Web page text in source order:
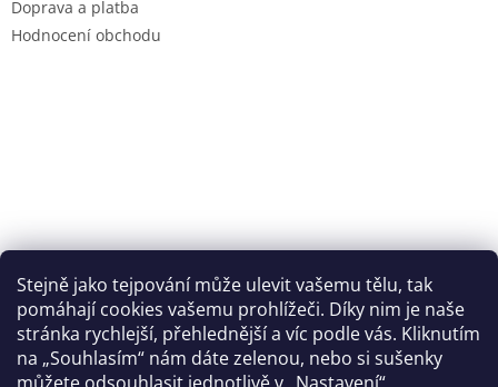
Stejně jako tejpování může ulevit vašemu tělu, tak
pomáhají cookies vašemu prohlížeči. Díky nim je naše
stránka rychlejší, přehlednější a víc podle vás. Kliknutím
na „Souhlasím“ nám dáte zelenou, nebo si sušenky
Doprava a platba
Hodnocení obchodu